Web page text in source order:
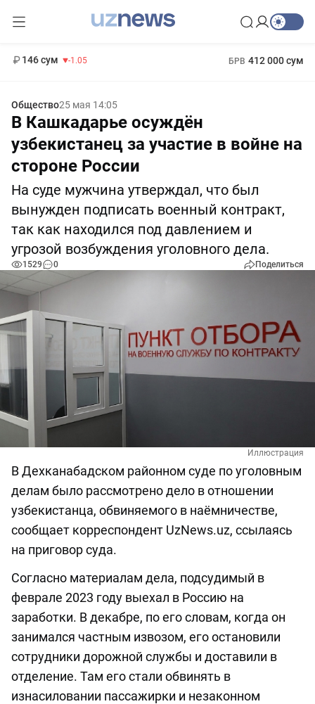
146 сум -1.05 БРВ 412 000 сум
Общество25 мая 14:05
В Кашкадарье осуждён
узбекистанец за участие в войне на
стороне России
На суде мужчина утверждал, что был
вынужден подписать военный контракт,
так как находился под давлением и
угрозой возбуждения уголовного дела.
1529 0 Поделиться
Иллюстрация
В Дехканабадском районном суде по уголовным
делам было рассмотрено дело в отношении
узбекистанца, обвиняемого в наёмничестве,
сообщает корреспондент UzNews.uz, ссылаясь
на приговор суда.
Согласно материалам дела, подсудимый в
феврале 2023 году выехал в Россию на
заработки. В декабре, по его словам, когда он
занимался частным извозом, его остановили
сотрудники дорожной службы и доставили в
отделение. Там его стали обвинять в
изнасиловании пассажирки и незаконном